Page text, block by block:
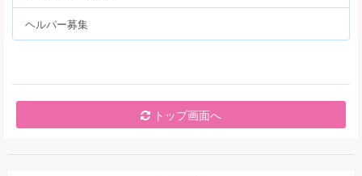
ヘルパー募集
トップ画面へ